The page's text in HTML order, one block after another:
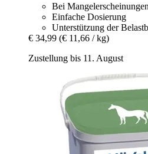
Bei Mangelerscheinungen
Einfache Dosierung
Unterstützung der
€ 34,99 (€ 11,66 / kg)
Zustellung bis 11. August